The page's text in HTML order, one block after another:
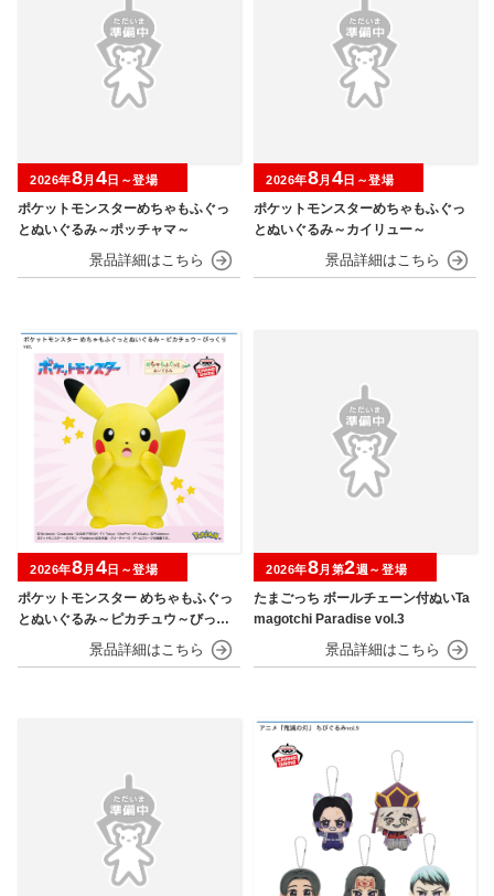
ポケットモンスターめちゃもふぐっ
とぬいぐるみ～ポッチャマ～
2026年8月 4 日～登場
ポケットモンスターめちゃもふぐっ
とぬいぐるみ～カイリュー～
2026年8月 4 日～登場
ポケットモンスター めちゃもふぐっ
とぬいぐるみ～ピカチュウ～びっく
2026年8月 4日～登場
たまごっち ボールチェーン付ぬいTa
magotchi Paradise vol.3
2026年8月第2週～登場